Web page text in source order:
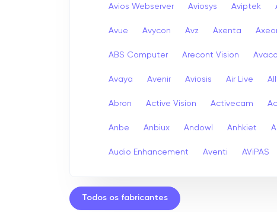
Avios Webserver Aviosys Aviptek
Avue Avycon Avz Axenta
ABS Computer Arecont Vision
Avaya Avenir Aviosis Air Live
Abron Active Vision Activecam
Anbe Anbiux Andowl Anhkiet
Audio Enhancement Aventi AViPAS
Todos os fabricantes